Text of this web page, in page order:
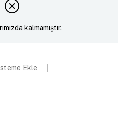
kalmamıştır.
Ekle